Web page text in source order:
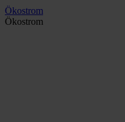
Ökostrom
Ökostrom